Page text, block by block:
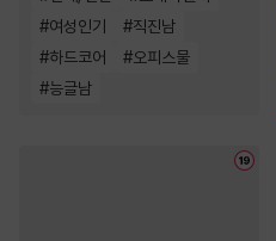
#여성인기 #직진남
#하드코어 #오피스물
#능글남